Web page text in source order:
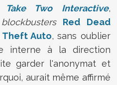
Take Two Interactive,
blockbusters
Red Dead
Theft Auto, sans oublier
interne à la direction
garder l'anonymat et
aurait même affirmé